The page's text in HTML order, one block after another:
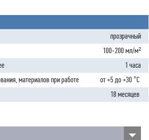
прозрачный
100-200 мл/м²
1 часа
материалов при работе
от +5 до +30 °C
18 месяцев